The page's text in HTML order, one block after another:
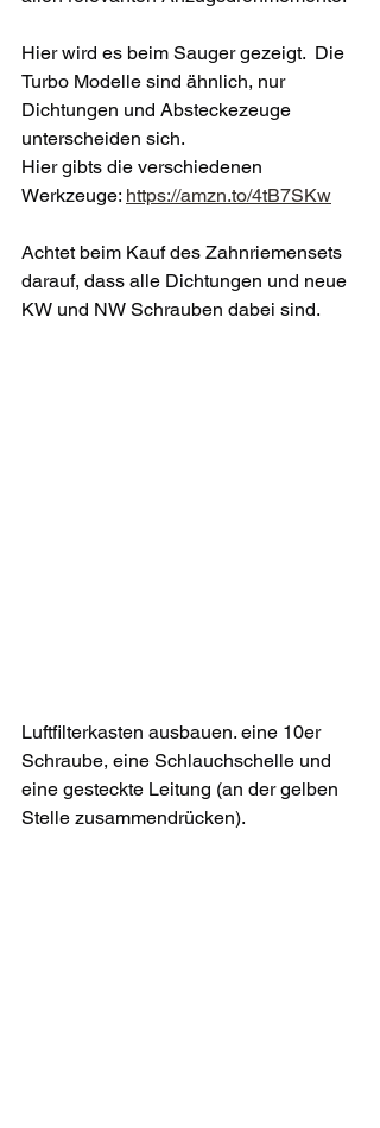
Hier wird es beim Sauger gezeigt.  Die
Turbo Modelle sind ähnlich, nur
Dichtungen und Absteckezeuge
unterscheiden sich.
Hier gibts die verschiedenen
Werkzeuge: https://amzn.to/4tB7SKw
Achtet beim Kauf des Zahnriemensets
darauf, dass alle Dichtungen und neue
KW und NW Schrauben dabei sind.
Luftfilterkasten ausbauen. eine 10er
Schraube, eine Schlauchschelle und
eine gesteckte Leitung (an der gelben
Stelle zusammendrücken).